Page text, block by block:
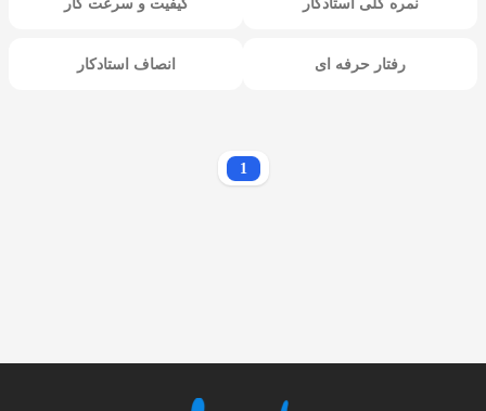
نمره کلی استادکار کیفیت و سرعت کار
رفتار حرفه ای انصاف استادکار
1